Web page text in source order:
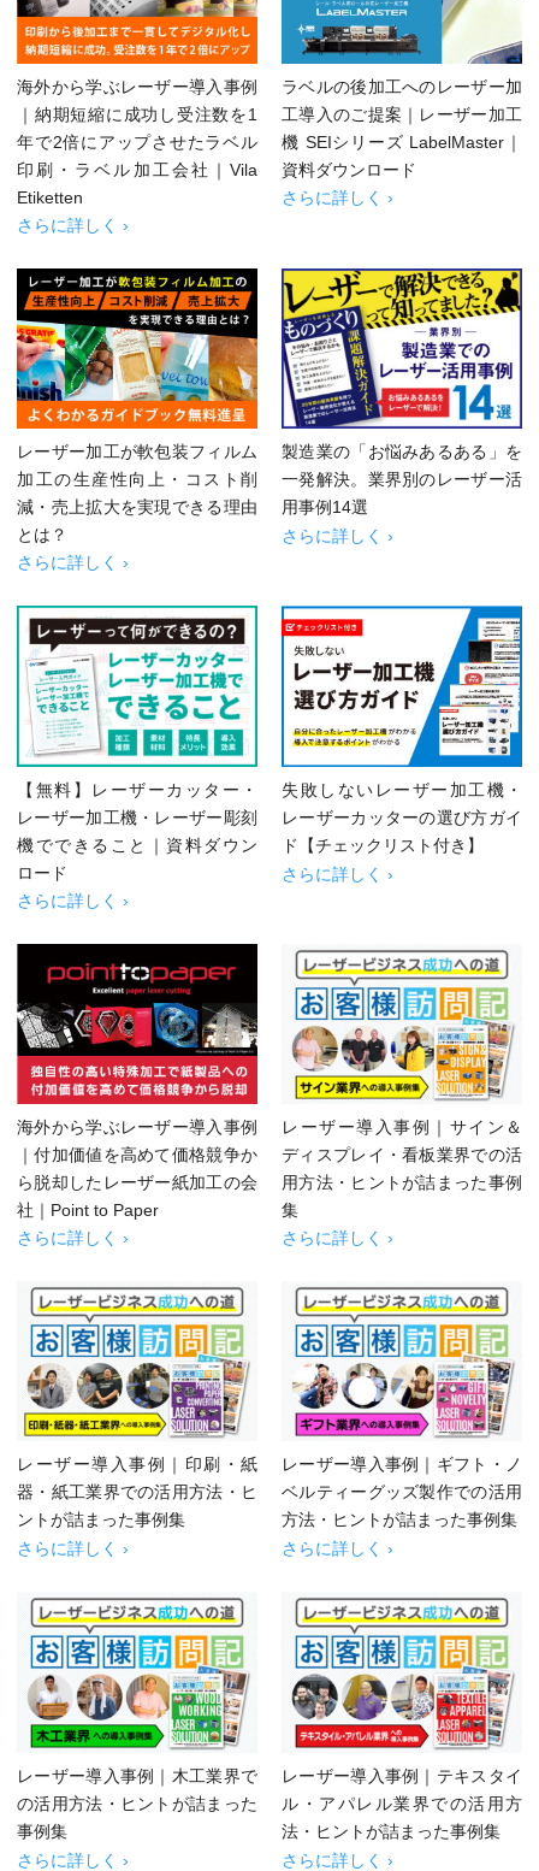
海外から学ぶレーザー導入事例
｜納期短縮に成功し受注数を1
年で2倍にアップさせたラベル
印刷・ラベル加工会社｜Vila
Etiketten
さらに詳しく ›
ラベルの後加工へのレーザー加
工導入のご提案｜レーザー加工
機 SEIシリーズ LabelMaster｜
資料ダウンロード
さらに詳しく ›
レーザー加工が軟包装フィルム
加工の生産性向上・コスト削
減・売上拡大を実現できる理由
とは？
さらに詳しく ›
製造業の「お悩みあるある」を
一発解決。業界別のレーザー活
用事例14選
さらに詳しく ›
【無料】レーザーカッター・
レーザー加工機・レーザー彫刻
機でできること｜資料ダウン
ロード
さらに詳しく ›
失敗しないレーザー加工機・
レーザーカッターの選び方ガイ
ド【チェックリスト付き】
さらに詳しく ›
海外から学ぶレーザー導入事例
｜付加価値を高めて価格競争か
ら脱却したレーザー紙加工の会
社｜Point to Paper
さらに詳しく ›
レーザー導入事例｜サイン＆
ディスプレイ・看板業界での活
用方法・ヒントが詰まった事例
集
さらに詳しく ›
レーザー導入事例｜印刷・紙
器・紙工業界での活用方法・ヒ
ントが詰まった事例集
さらに詳しく ›
レーザー導入事例｜ギフト・ノ
ベルティーグッズ製作での活用
方法・ヒントが詰まった事例集
さらに詳しく ›
レーザー導入事例｜木工業界で
の活用方法・ヒントが詰まった
事例集
さらに詳しく ›
レーザー導入事例｜テキスタイ
ル・アパレル業界での活用方
法・ヒントが詰まった事例集
さらに詳しく ›